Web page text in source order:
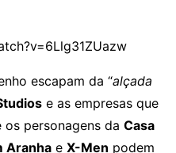
escapam da “alçada
e as empresas que
personagens da Casa
Aranha e X-Men podem